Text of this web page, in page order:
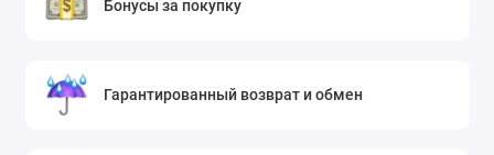
Бонусы за покупку
Гарантированный возврат и обмен